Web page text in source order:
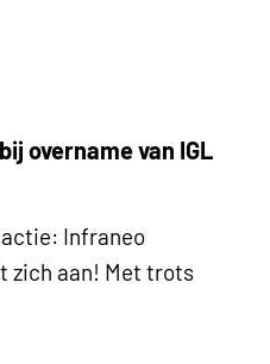
overname van IGL
Infraneo
zich aan! Met trots